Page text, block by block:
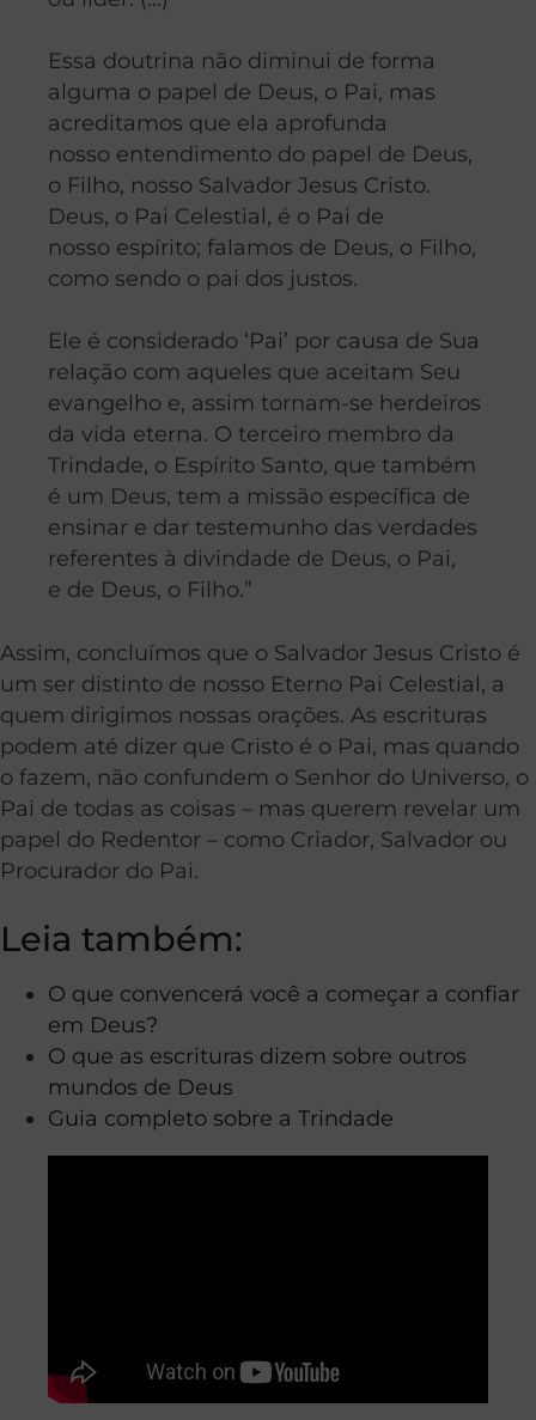
Essa doutrina não diminui de forma
alguma o papel de Deus, o Pai, mas
acreditamos que ela aprofunda
nosso entendimento do papel de Deus,
o Filho, nosso Salvador Jesus Cristo.
Deus, o Pai Celestial, é o Pai de
nosso espírito; falamos de Deus, o Filho,
como sendo o pai dos justos.
Ele é considerado ‘Pai’ por causa de Sua
relação com aqueles que aceitam Seu
evangelho e, assim tornam-se herdeiros
da vida eterna. O terceiro membro da
Trindade, o Espírito Santo, que também
é um Deus, tem a missão específica de
ensinar e dar testemunho das verdades
referentes à divindade de Deus, o Pai,
e de Deus, o Filho.”
Assim, concluímos que o Salvador Jesus Cristo é
um ser distinto de nosso Eterno Pai Celestial, a
quem dirigimos nossas orações. As escrituras
podem até dizer que Cristo é o Pai, mas quando
o fazem, não confundem o Senhor do Universo, o
Pai de todas as coisas – mas querem revelar um
papel do Redentor – como Criador, Salvador ou
Procurador do Pai.
Leia também:
O que convencerá você a começar a confiar
em Deus?
O que as escrituras dizem sobre outros
mundos de Deus
Guia completo sobre a Trindade